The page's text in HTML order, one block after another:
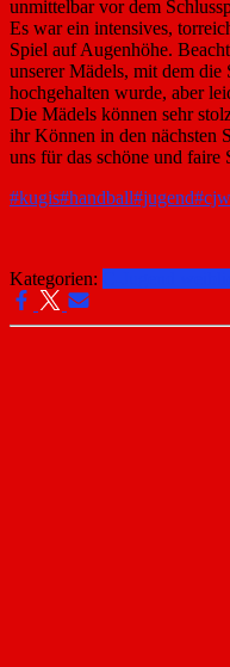
unmittelbar vor dem
Es war ein intensives,
Spiel auf Augenhöhe.
unserer Mädels, mit dem die
hochgehalten wurde, aber
Die Mädels können sehr
ihr Können in den nächsten
uns für das schöne und faire
#kugis#handball#jugend#cjw
Kategorien: